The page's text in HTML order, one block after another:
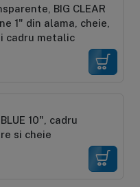
BIG CLEAR
1" din alama, cheie,
cadru metalic
10", cadru
si cheie